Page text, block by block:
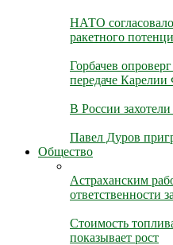
НАТО
ракетного
Горбачев
передаче
В России
Павел Дуров
Общество
Астраханским
ответственности
Стоимость
показывает рост